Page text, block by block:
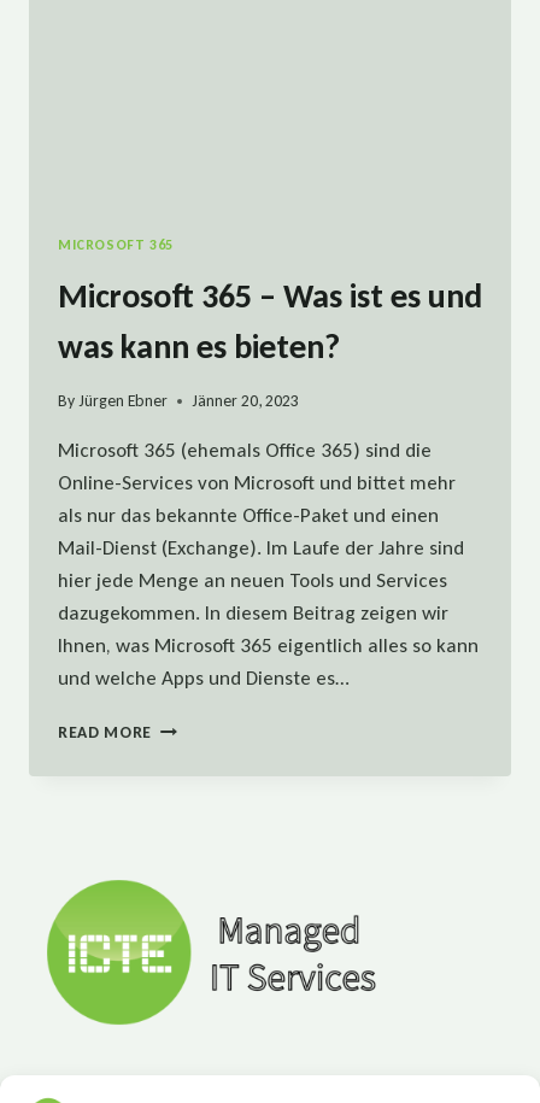
MICROSOFT 365
Microsoft 365 – Was ist es und
was kann es bieten?
ByJürgen Ebner Jänner 20, 2023
Microsoft 365 (ehemals Office 365) sind die
Online-Services von Microsoft und bittet mehr
als nur das bekannte Office-Paket und einen
Mail-Dienst (Exchange). Im Laufe der Jahre sind
hier jede Menge an neuen Tools und Services
dazugekommen. In diesem Beitrag zeigen wir
Ihnen, was Microsoft 365 eigentlich alles so kann
und welche Apps und Dienste es…
READ MORE MICROSOFT
WAS
KANN
ES
BIETEN?